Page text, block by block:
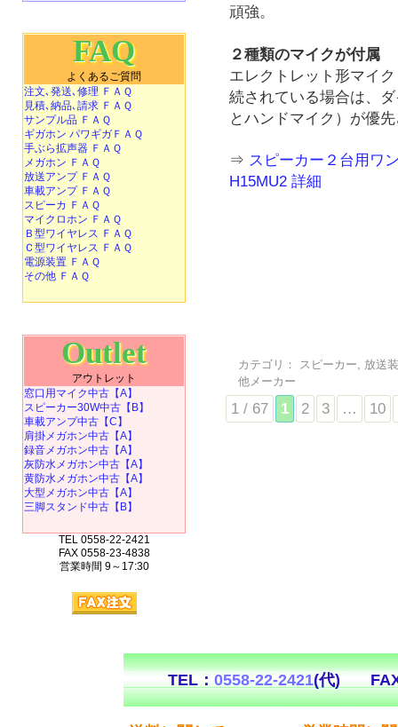
頑強。
２種類のマイクが付属
エレクトレット形マイ
続されている場合は、
とハンドマイク）が優
⇒ スピーカー２台用ワ
H15MU2 詳細
カテゴリ： スピーカー, 放送
他メーカー
1 / 67 1 2 3 … 10
FAQ
よくあるご質問
注文､発送､修理 ＦＡＱ
見積､納品､請求 ＦＡＱ
サンプル品 ＦＡＱ
ギガホン パワギガＦＡＱ
手ぶら拡声器 ＦＡＱ
メガホン ＦＡＱ
放送アンプ ＦＡＱ
車載アンプ ＦＡＱ
スピーカ ＦＡＱ
マイクロホン ＦＡＱ
Ｂ型ワイヤレス ＦＡＱ
Ｃ型ワイヤレス ＦＡＱ
電源装置 ＦＡＱ
その他 ＦＡＱ
Outlet
アウトレット
窓口用マイク中古【A】
スピーカー30W中古【B】
車載アンプ中古【C】
肩掛メガホン中古【A】
録音メガホン中古【A】
灰防水メガホン中古【A】
黄防水メガホン中古【A】
大型メガホン中古【A】
三脚スタンド中古【B】
TEL 0558-22-2421
FAX 0558-23-4838
営業時間 9～17:30